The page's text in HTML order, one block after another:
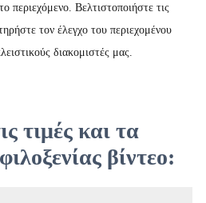
περιεχόμενο. Βελτιστοποιήστε τις
τον έλεγχο του περιεχομένου
διακομιστές μας.
τιμές και τα
βίντεο: